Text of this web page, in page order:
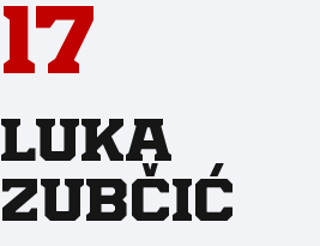
17
Luka
Zubčić